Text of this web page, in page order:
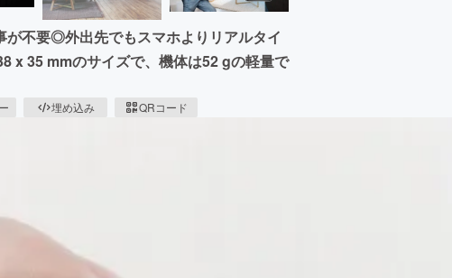
不要◎外出先でもスマホよりリアルタイ
x 35 mmのサイズで、機体は52 gの軽量で
埋め込み QRコード